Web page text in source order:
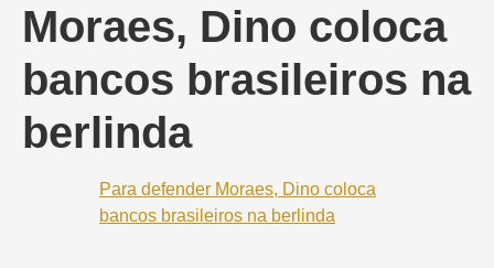
Moraes, Dino coloca
bancos brasileiros na
berlinda
Para defender Moraes, Dino coloca
bancos brasileiros na berlinda